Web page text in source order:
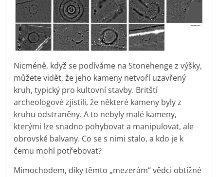
Nicméně, když se podíváme na Stonehenge z výšky,
můžete vidět, že jeho kameny netvoří uzavřený
kruh, typický pro kultovní stavby. Britští
archeologové zjistili, že některé kameny byly z
kruhu odstraněny. A to nebyly malé kameny,
kterými lze snadno pohybovat a manipulovat, ale
obrovské balvany. Co se s nimi stalo, a kdo je k
čemu mohl potřebovat?
Mimochodem, díky těmto „mezerám“ vědci obtížné